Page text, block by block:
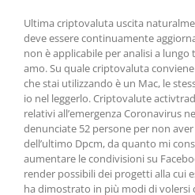
Ultima criptovaluta uscita
deve essere continuamente
non è applicabile per analisi a
amo. Su quale criptovaluta
che stai utilizzando è un Mac, le
io nel leggerlo. Criptovalute
relativi all’emergenza Coronavirus
denunciate 52 persone per non
dell’ultimo Dpcm, da quanto mi
aumentare le condivisioni su
render possibili dei progetti alla cui
ha dimostrato in più modi di